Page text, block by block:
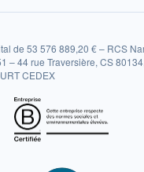
de 53 576 889,20 € – RCS
– 44 rue Traversière, CS
CEDEX